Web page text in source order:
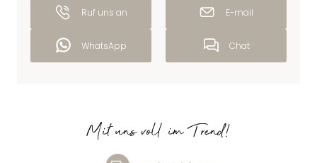
Ruf uns an E-mail
WhatsApp Chat
Mit uns voll im Trend!